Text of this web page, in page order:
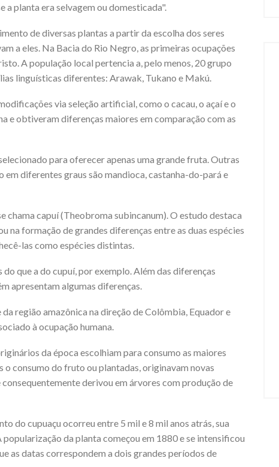
planta era selvagem ou domesticada".
de diversas plantas a partir da escolha dos seres
a eles. Na Bacia do Rio Negro, as primeiras ocupações
A população local pertencia a, pelo menos, 20 grupo
linguísticas diferentes: Arawak, Tukano e Makú.
via seleção artificial, como o cacau, o açaí e o
e obtiveram diferenças maiores em comparação com as
para oferecer apenas uma grande fruta. Outras
diferentes graus são mandioca, castanha-do-pará e
chama capuí (Theobroma subincanum). O estudo destaca
na formação de grandes diferenças entre as duas espécies
las como espécies distintas.
que a do cupuí, por exemplo. Além das diferenças
apresentam algumas diferenças.
região amazônica na direção de Colômbia, Equador e
à ocupação humana.
da época escolhiam para consumo as maiores
o consumo do fruto ou plantadas, originavam novas
derivou em árvores com produção de
do cupuaçu ocorreu entre 5 mil e 8 mil anos atrás, sua
da planta começou em 1880 e se intensificou
as datas correspondem a dois grandes períodos de